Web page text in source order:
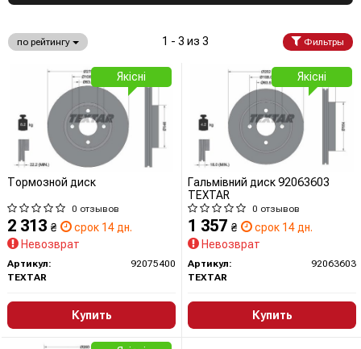
по рейтингу 1 - 3 из 3 Фильтры
Тормозной диск
0 отзывов
2 313 ₴
срок 14 дн.
Невозврат
Артикул:
92075400
TEXTAR
Купить
Якісні
Гальмівний диск 92063603
TEXTAR
0 отзывов
1 357 ₴
срок 14 дн.
Невозврат
Артикул:
92063603
TEXTAR
Купить
Якісні